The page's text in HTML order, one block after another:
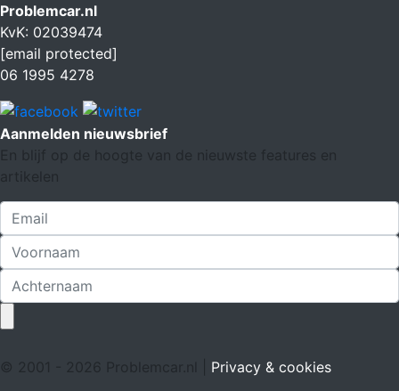
Problemcar.nl
KvK: 02039474
[email protected]
06 1995 4278
Aanmelden nieuwsbrief
En blijf op de hoogte van de nieuwste features en
artikelen
© 2001 - 2026 Problemcar.nl | Privacy & cookies